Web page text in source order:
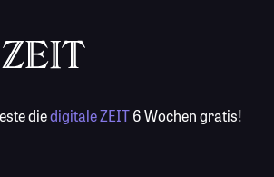
diedigitale ZEIT6 Wochen gratis!